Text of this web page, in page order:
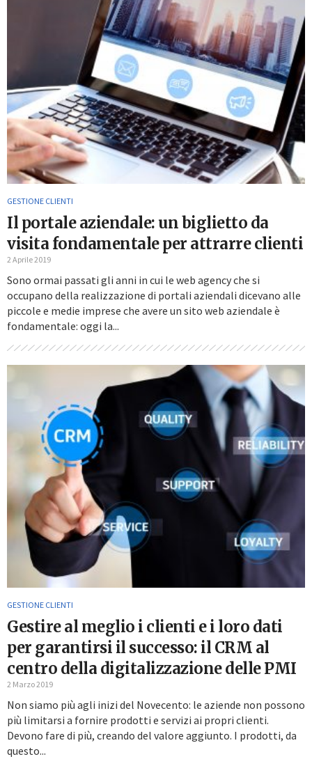
GESTIONE CLIENTI
Il portale aziendale: un biglietto da
visita fondamentale per attrarre clienti
2 Aprile 2019
Sono ormai passati gli anni in cui le web agency che si
occupano della realizzazione di portali aziendali dicevano alle
piccole e medie imprese che avere un sito web aziendale è
fondamentale: oggi la...
GESTIONE CLIENTI
Gestire al meglio i clienti e i loro dati
per garantirsi il successo: il CRM al
centro della digitalizzazione delle PMI
2 Marzo 2019
Non siamo più agli inizi del Novecento: le aziende non possono
più limitarsi a fornire prodotti e servizi ai propri clienti.
Devono fare di più, creando del valore aggiunto. I prodotti, da
questo...